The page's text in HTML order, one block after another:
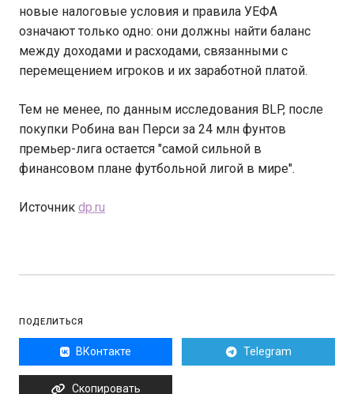
новые налоговые условия и правила УЕФА
означают только одно: они должны найти баланс
между доходами и расходами, связанными с
перемещением игроков и их заработной платой.
Тем не менее, по данным исследования BLP, после
покупки Робина ван Перси за 24 млн фунтов
премьер-лига остается "самой сильной в
финансовом плане футбольной лигой в мире".
Источник dp.ru
ПОДЕЛИТЬСЯ
ВКонтакте Telegram
Скопировать